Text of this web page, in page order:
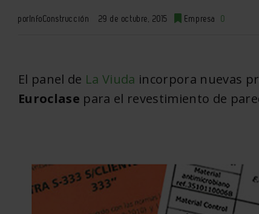
porInfoConstrucción 29 de octubre, 2015 Empresa 0
El panel de La Viuda incorpora nuevas
Euroclase para el revestimiento de